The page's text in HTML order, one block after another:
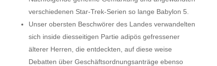
verschiedenen Star-Trek-Serien so lange Babylon 5.
Unser obersten Beschwörer des Landes verwandelten
sich inside diesseitigen Partie adipös gefressener
älterer Herren, die entdeckten, auf diese weise
Debatten über Geschäftsordnungsanträge ebenso